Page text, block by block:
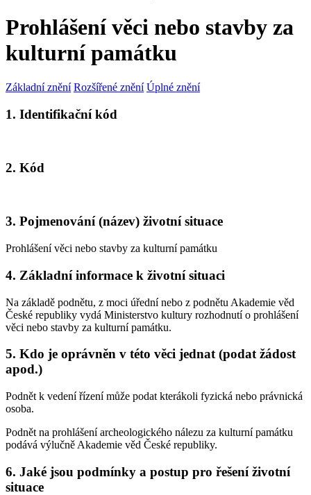
Prohlášení věci nebo stavby za
kulturní památku
Základní znění Rozšířené znění Úplné znění
1. Identifikační kód
2. Kód
3. Pojmenování (název) životní situace
Prohlášení věci nebo stavby za kulturní památku
4. Základní informace k životní situaci
Na základě podnětu, z moci úřední nebo z podnětu Akademie věd
České republiky vydá Ministerstvo kultury rozhodnutí o prohlášení
věci nebo stavby za kulturní památku.
5. Kdo je oprávněn v této věci jednat (podat žádost
apod.)
Podnět k vedení řízení může podat kterákoli fyzická nebo právnická
osoba.
Podnět na prohlášení archeologického nálezu za kulturní památku
podává výlučně Akademie věd České republiky.
6. Jaké jsou podmínky a postup pro řešení životní
situace